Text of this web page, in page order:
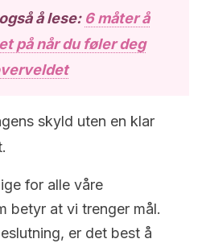
å lese: 6 måter å
på når du føler deg
skyld uten en klar
for alle våre
betyr at vi trenger mål.
er det best å